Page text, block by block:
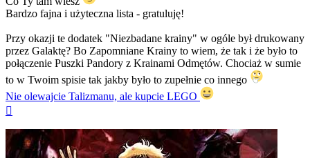
Bardzo fajna i użyteczna lista - gratuluję!
Przy okazji te dodatek "Niezbadane krainy" w ogóle był drukowany
przez Galaktę? Bo Zapomniane Krainy to wiem, że tak i że było to
połączenie Puszki Pandory z Krainami Odmętów. Chociaż w sumie
to w Twoim spisie tak jakby było to zupełnie co innego
Nie olewajcie Talizmanu, ale kupcie LEGO